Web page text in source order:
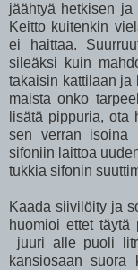
jäähtyä hetkisen ja
Keitto kuitenkin
ei haittaa.
sileäksi kuin
takaisin kattilaan ja
maista onko
lisätä pippuria, ota
sen verran isoina
sifoniin laittoa
tukkia sifonin
Kaada siivilöity ja
huomioi ettet
juuri alle puoli
kansiosaan suora